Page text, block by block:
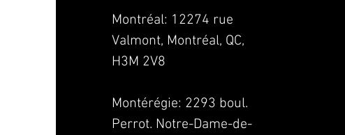
Montréal: 12274 rue
Valmont, Montréal, QC,
H3M 2V8
Montérégie: 2293 boul.
Perrot. Notre-Dame-de-